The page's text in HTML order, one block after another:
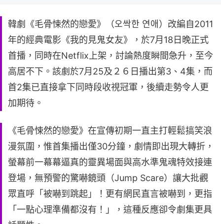
韓劇《毛骨悚然的戀愛》（오싹한 연애）改編自2011
年的經典電影《我的見鬼女友》，於7月18日晚正式
首播，同時在Netflix上架，討論熱度瞬間急升，至今
高居不下。該劇於7月25及２６日播出第3、4集，而
首2集已直接拿下同時段收視冠軍，後續走勢令人更
加期待。
《毛骨悚然的戀愛》在宣傳初期一直主打輕鬆搞笑浪
漫氛圍，惟首集播出僅30分鐘，劇情即出現大轉折，
螢幕前一幕幕逼真的靈異場面與高水準鬼魂特效接連
登場，無預警的驚嚇鏡頭（Jump Scare）讓大批觀
眾直呼「被嚇到跳起」！更有網民直言被嚇到，更指
「一點心理準備都沒有！」，這種反應卻令劇集更具